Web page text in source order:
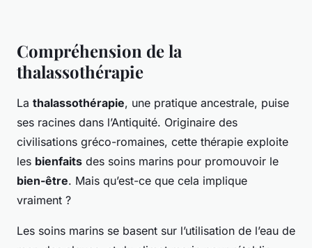
Compréhension de la
thalassothérapie
La thalassothérapie, une pratique ancestrale, puise
ses racines dans l’Antiquité. Originaire des
civilisations gréco-romaines, cette thérapie exploite
les bienfaits des soins marins pour promouvoir le
bien-être. Mais qu’est-ce que cela implique
vraiment ?
Les soins marins se basent sur l’utilisation de l’eau de